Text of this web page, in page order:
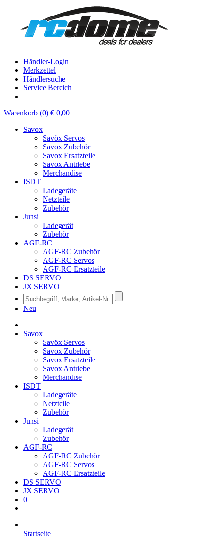
Händler-Login
Merkzettel
Händlersuche
Service Bereich
Warenkorb (0) € 0,00
Savox
Savöx Servos
Savox Zubehör
Savox Ersatzteile
Savox Antriebe
Merchandise
ISDT
Ladegeräte
Netzteile
Zubehör
Junsi
Ladegerät
Zubehör
AGF-RC
AGF-RC Zubehör
AGF-RC Servos
AGF-RC Ersatzteile
DS SERVO
JX SERVO
Neu
Savox
Savöx Servos
Savox Zubehör
Savox Ersatzteile
Savox Antriebe
Merchandise
ISDT
Ladegeräte
Netzteile
Zubehör
Junsi
Ladegerät
Zubehör
AGF-RC
AGF-RC Zubehör
AGF-RC Servos
AGF-RC Ersatzteile
DS SERVO
JX SERVO
0
Startseite